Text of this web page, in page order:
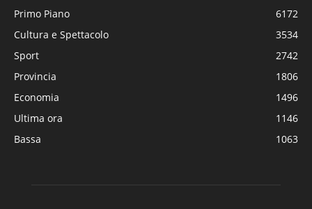
Primo Piano
6172
Cultura e Spettacolo
3534
Sport
2742
Provincia
1806
Economia
1496
Ultima ora
1146
Bassa
1063